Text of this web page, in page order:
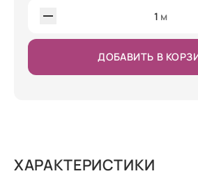
1 м
ДОБАВИТЬ В
ХАРАКТЕРИСТИКИ